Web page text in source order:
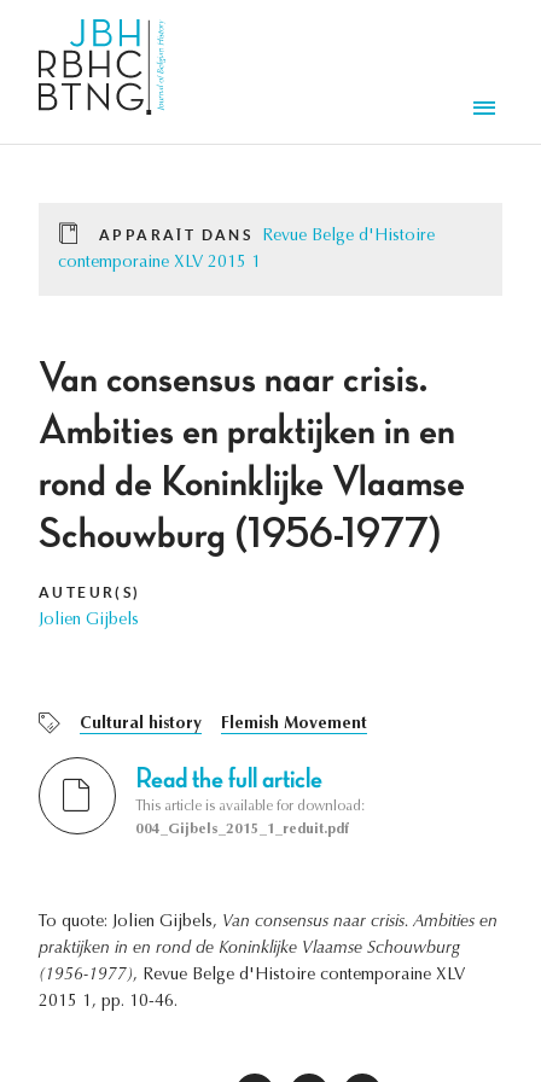
APPARAÎT DANS
Revue Belge d'Histoire
contemporaine XLV 2015 1
Van consensus naar crisis.
Ambities en praktijken in en
rond de Koninklijke Vlaamse
Schouwburg (1956-1977)
AUTEUR(S)
Jolien Gijbels
Cultural history Flemish Movement
Read the full article
This article is available for download:
004_Gijbels_2015_1_reduit.pdf
To quote: Jolien Gijbels, Van consensus naar crisis. Ambities en
praktijken in en rond de Koninklijke Vlaamse Schouwburg
(1956-1977), Revue Belge d'Histoire contemporaine XLV
2015 1, pp. 10-46.